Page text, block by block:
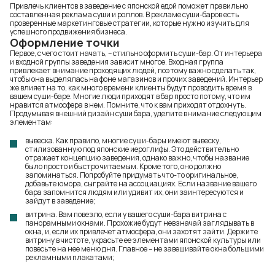
Привлечь клиентов в заведение с японской едой поможет правильно
составленная реклама суши и роллов. В рекламе суши-баров есть
проверенные маркетинговые стратегии, которые нужно изучить для
успешного продвижения бизнеса.
Оформление точки
Первое, с чего стоит начать, – стильно оформить суши-бар. От интерьера
и входной группы заведения зависит многое. Входная группа
привлекает внимание проходящих людей, поэтому важно сделать так,
чтобы она выделялась на фоне магазинов и прочих заведений. Интерьер
же влияет на то, как много времени клиенты будут проводить время в
вашем суши-баре. Многие люди приходят в бар просто потому, что им
нравится атмосфера в нем. Помните, что к вам приходят отдохнуть.
Продумывая внешний дизайн суши бара, уделите внимание следующим
элементам:
вывеска. Как правило, многие суши-бары имеют вывеску,
стилизованную под японские иероглифы. Это действительно
отражает концепцию заведения, однако важно, чтобы название
было просто и быстро читаемым. Кроме того, оно должно
запоминаться. Попробуйте придумать что-то оригинальное,
добавьте юмора, сыграйте на ассоциациях. Если название вашего
бара запомнится людям или удивит их, они заинтересуются и
зайдут в заведение;
витрина. Вам повезло, если у вашего суши-бара витрина с
панорамными окнами. Прохожие будут невзначай заглядывать в
окна, и, если их привлечет атмосфера, они захотят зайти. Держите
витрину в чистоте, украсьте ее элементами японской культуры или
повесьте на нее меню дня. Главное – не завешивайте окна большими
рекламными плакатами;